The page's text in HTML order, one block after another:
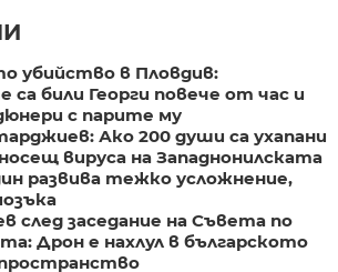
убийство в Пловдив:
били Георги повече от час и
с парите му
Ако 200 души са ухапани
вируса на Западнонилската
развива тежко усложнение,
след заседание на Съвета по
Дрон е нахлул в българското